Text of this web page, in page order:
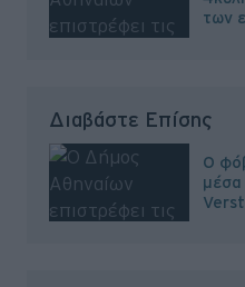
των
Διαβάστε Επίσης
Ο